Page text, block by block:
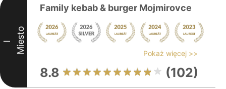
I Miesto
Family kebab & burger Mojmirovce
Pokaż więcej >>
8.8 (102)